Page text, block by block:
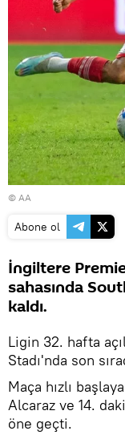
© AA
Abone ol
İngiltere
sahasında
kaldı.
Ligin 32. hafta
Stadı'nda son
Maça hızlı
Alcaraz ve 14.
öne geçti.